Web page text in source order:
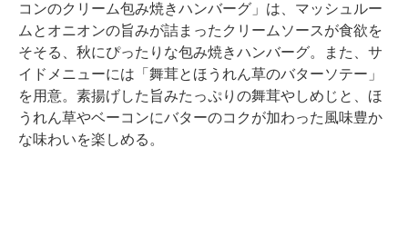
コンのクリーム包み焼きハンバーグ」は、マッシュルー
ムとオニオンの旨みが詰まったクリームソースが食欲を
そそる、秋にぴったりな包み焼きハンバーグ。また、サ
イドメニューには「舞茸とほうれん草のバターソテー」
を用意。素揚げした旨みたっぷりの舞茸やしめじと、ほ
うれん草やベーコンにバターのコクが加わった風味豊か
な味わいを楽しめる。